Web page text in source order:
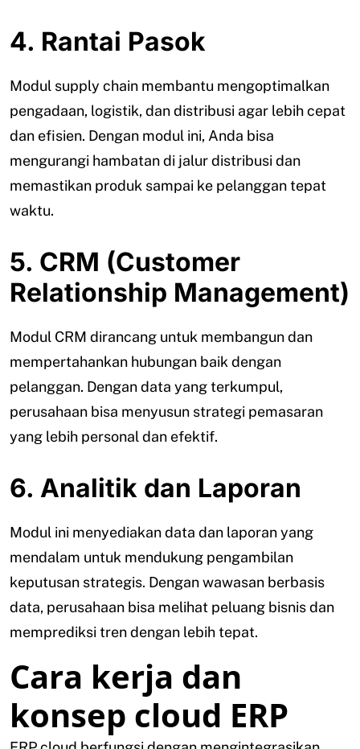
4. Rantai Pasok
Modul supply chain membantu mengoptimalkan
pengadaan, logistik, dan distribusi agar lebih cepat
dan efisien. Dengan modul ini, Anda bisa
mengurangi hambatan di jalur distribusi dan
memastikan produk sampai ke pelanggan tepat
waktu.
5. CRM (Customer
Relationship Management)
Modul CRM dirancang untuk membangun dan
mempertahankan hubungan baik dengan
pelanggan. Dengan data yang terkumpul,
perusahaan bisa menyusun strategi pemasaran
yang lebih personal dan efektif.
6. Analitik dan Laporan
Modul ini menyediakan data dan laporan yang
mendalam untuk mendukung pengambilan
keputusan strategis. Dengan wawasan berbasis
data, perusahaan bisa melihat peluang bisnis dan
memprediksi tren dengan lebih tepat.
Cara kerja dan
konsep cloud ERP